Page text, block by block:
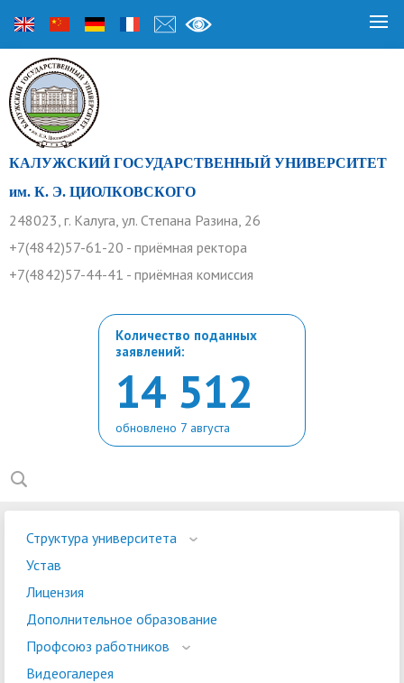
КАЛУЖСКИЙ ГОСУДАРСТВЕННЫЙ УНИВЕРСИТЕТ
им. К. Э. ЦИОЛКОВСКОГО
248023, г. Калуга, ул. Степана Разина, 26
+7(4842)57-61-20 - приёмная ректора
+7(4842)57-44-41 - приёмная комиссия
Количество поданных
заявлений:
14 512
обновлено 7 августа
Структура университета
Устав
Лицензия
Дополнительное образование
Профсоюз работников
Видеогалерея